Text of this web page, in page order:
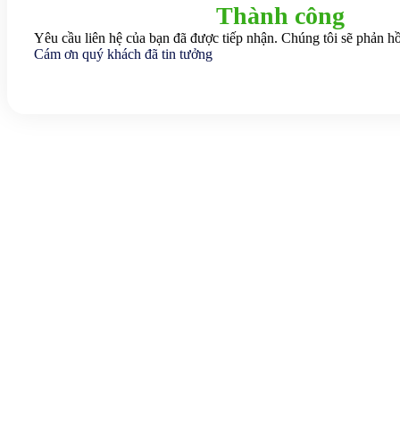
Thành công
Yêu cầu liên hệ của bạn đã được tiếp nhận. Chúng tôi sẽ phản
Cám ơn quý khách đã tin tưởng